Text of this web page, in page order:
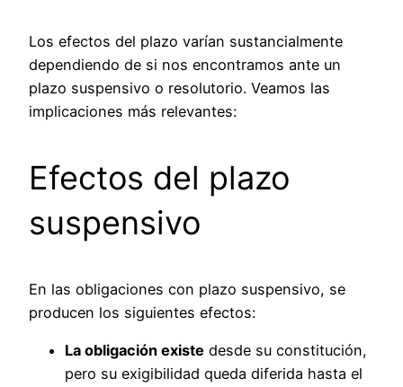
Los efectos del plazo varían sustancialmente
dependiendo de si nos encontramos ante un
plazo suspensivo o resolutorio. Veamos las
implicaciones más relevantes:
Efectos del plazo
suspensivo
En las obligaciones con plazo suspensivo, se
producen los siguientes efectos:
La obligación existe desde su constitución,
pero su exigibilidad queda diferida hasta el